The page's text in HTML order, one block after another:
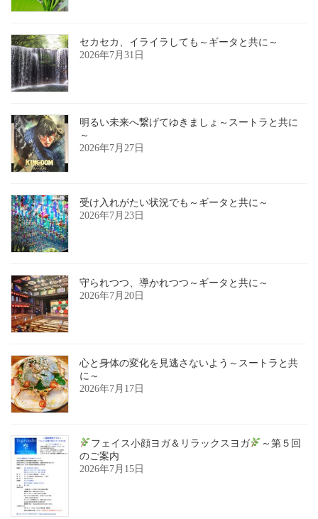
セカセカ、イライラしても～ギータと共に～
2026年7月31日
明るい未来へ繋げてゆきましょ～スートラと共に
～
2026年7月27日
受け入れがたい状況でも～ギータと共に～
2026年7月23日
守られつつ、導かれつつ～ギータと共に～
2026年7月20日
心と身体の変化を見逃さないよう～スートラと共
に～
2026年7月17日
フェイス小顔ヨガ＆リラックスヨガ
～第５回
のご案内
2026年7月15日